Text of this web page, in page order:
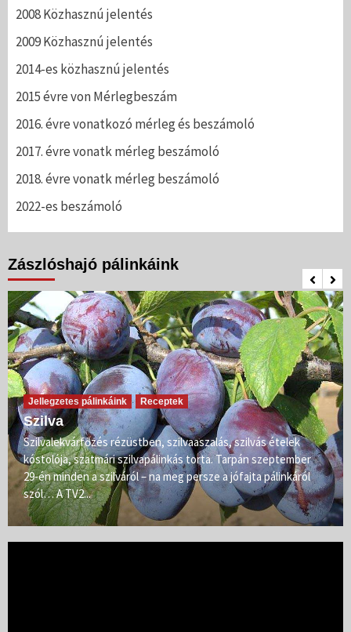
2008 Közhasznú jelentés
2009 Közhasznú jelentés
2014-es közhasznú jelentés
2015 évre von Mérlegbeszám
2016. évre vonatkozó mérleg és beszámoló
2017. évre vonatk mérleg beszámoló
2018. évre vonatk mérleg beszámoló
2022-es beszámoló
Zászlóshajó pálinkáink
Jellegzetes pálinkáink Receptek
Szilva
Szilvalekvárfőzés rézüstben, szilvaaszalás, szilvás ételek
kóstolója, szatmári szilvapálinkás torta. Tarpán szeptember
29-én minden a szilváról – na meg persze a jófajta pálinkáról
szól… A TV2...